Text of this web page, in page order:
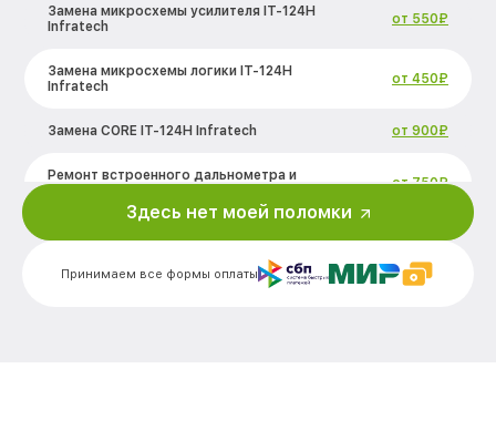
Замена микросхемы усилителя IT-124Н
Infratech
от 550₽
Замена микросхемы логики IT-124Н
Infratech
от 450₽
Замена CORE IT-124Н Infratech от 900₽
Ремонт встроенного дальнометра и
от 750₽
от 750₽
Принимаем все формы оплаты
Здесь нет моей поломки